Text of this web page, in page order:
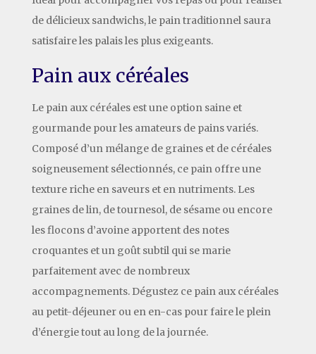
de délicieux sandwichs, le pain traditionnel saura
satisfaire les palais les plus exigeants.
Pain aux céréales
Le pain aux céréales est une option saine et
gourmande pour les amateurs de pains variés.
Composé d’un mélange de graines et de céréales
soigneusement sélectionnés, ce pain offre une
texture riche en saveurs et en nutriments. Les
graines de lin, de tournesol, de sésame ou encore
les flocons d’avoine apportent des notes
croquantes et un goût subtil qui se marie
parfaitement avec de nombreux
accompagnements. Dégustez ce pain aux céréales
au petit-déjeuner ou en en-cas pour faire le plein
d’énergie tout au long de la journée.